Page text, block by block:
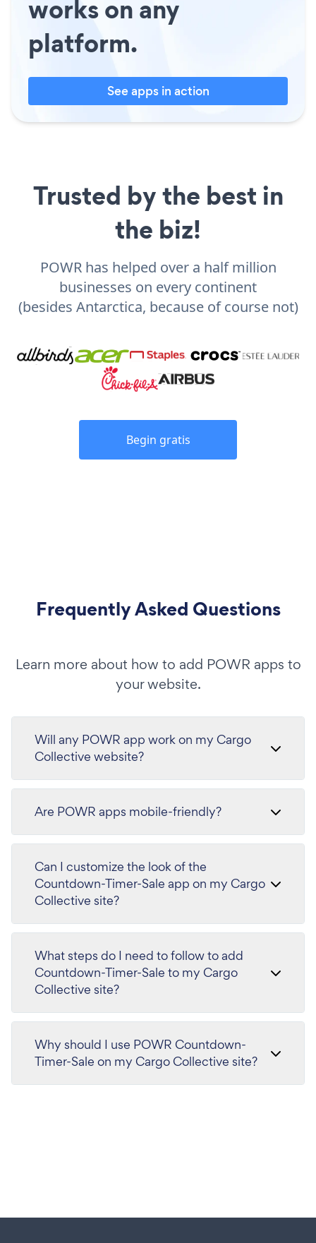
works on any
platform.
See apps in action
Trusted by the best in
the biz!
POWR has helped over a half million
businesses on every continent
(besides Antarctica, because of course not)
Begin gratis
Frequently Asked Questions
Learn more about how to add POWR apps to
your website.
Will any POWR app work on my Cargo
Collective website?
Are POWR apps mobile-friendly?
Can I customize the look of the
Countdown-Timer-Sale app on my Cargo
Collective site?
What steps do I need to follow to add
Countdown-Timer-Sale to my Cargo
Collective site?
Why should I use POWR Countdown-
Timer-Sale on my Cargo Collective site?